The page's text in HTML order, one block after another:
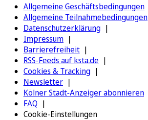
Allgemeine Geschäftsbedingungen
Allgemeine Teilnahmebedingungen
Datenschutzerklärung
Impressum
Barrierefreiheit
RSS-Feeds auf ksta.de
Cookies & Tracking
Newsletter
Kölner Stadt-Anzeiger abonnieren
FAQ
Cookie-Einstellungen